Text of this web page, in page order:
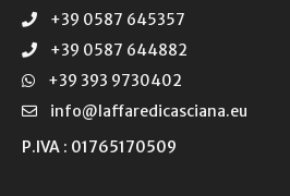
+39 0587 645357
+39 0587 644882
+39 393 9730402
info@laffaredicasciana.eu
P.IVA : 01765170509